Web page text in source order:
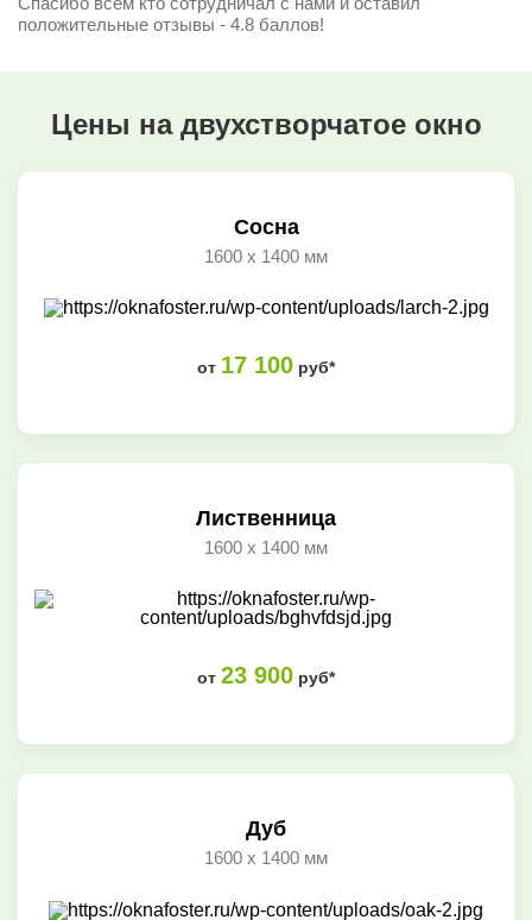
положительные отзывы - 4.8 баллов!
Цены на двухстворчатое окно
Сосна
1600 x 1400 мм
от 17 100 руб*
Лиственница
1600 x 1400 мм
от 23 900 руб*
Дуб
1600 x 1400 мм